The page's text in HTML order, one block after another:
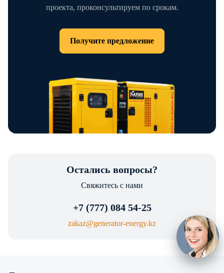
проекта, проконсультируем по срокам.
Получите предложение
Остались вопросы?
Свяжитесь с нами
+7 (777) 084 54-25
zakaz@generator-energy.kz
Мы используем
cookie. Это
использованием